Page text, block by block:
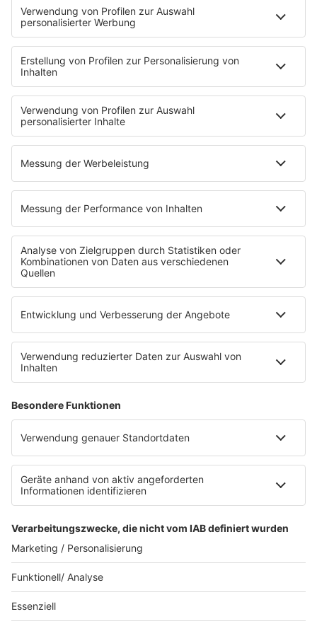
Wetter
Verkehr & Blitzer
Weggehtipps
Jobbörse
Tipps und Tricks
SALÜ BONUS
INSIDE / B2B
B2B / Mediadaten
Empfang (DAB+, UKW, IP)
RADIO SALÜ Team
Alexa
App
WhatsApp-Kanal
Impressum
AGB
Datenschutzerklärung
Teilnahmebedingungen
Presse
Kontakt
WETTER
SAARLAND